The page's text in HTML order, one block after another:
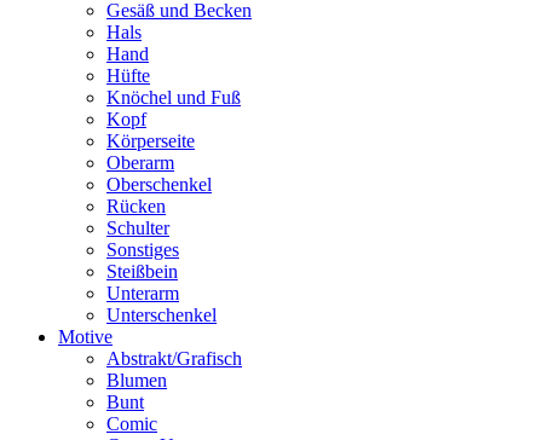
Gesäß und Becken
Hals
Hand
Hüfte
Knöchel und Fuß
Kopf
Körperseite
Oberarm
Oberschenkel
Rücken
Schulter
Sonstiges
Steißbein
Unterarm
Unterschenkel
Motive
Abstrakt/Grafisch
Blumen
Bunt
Comic